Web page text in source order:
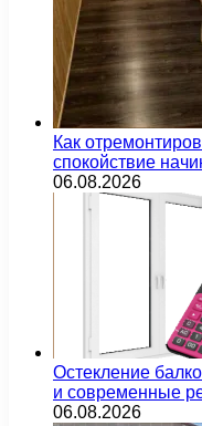
Как
спокойствие
06.08.2026
Остекление
и современные
06.08.2026